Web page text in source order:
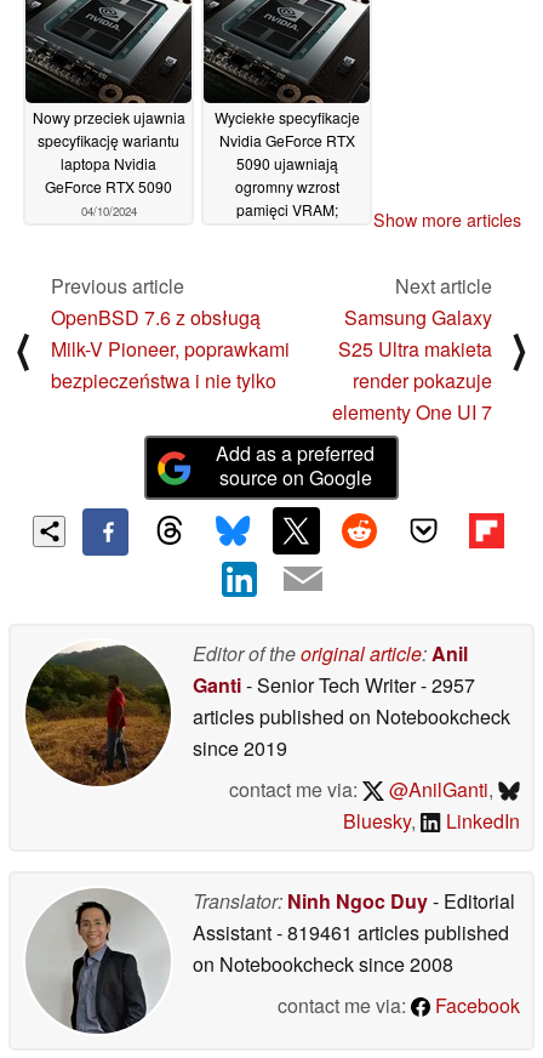
06/10/2024
Nowy przeciek ujawnia
specyfikację wariantu
laptopa Nvidia
GeForce RTX 5090
04/10/2024
Wyciekłe specyfikacje
Nvidia GeForce RTX
5090 ujawniają
ogromny wzrost
pamięci VRAM;
Show more articles
⟨
Previous article
OpenBSD 7.6 z obsługą
Milk-V Pioneer, poprawkami
bezpieczeństwa i nie tylko
Next article
Samsung Galaxy
S25 Ultra makieta
render pokazuje
elementy One UI 7
⟩
Add as a preferred
source on Google
Editor of theoriginal article: Anil
Ganti- Senior Tech Writer- 2957
articles published on Notebookcheck
since 2019
contact me via:
@AnilGanti,
Bluesky, LinkedIn
Translator: Ninh Ngoc Duy- Editorial
Assistant- 819461 articles published
on Notebookchecksince 2008
contact me via:
Facebook